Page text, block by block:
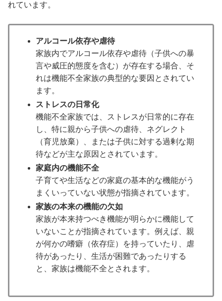
れています。
アルコール依存や虐待
家族内でアルコール依存や虐待（子供への暴
言や威圧的態度を含む）が存在する場合、そ
れは機能不全家族の典型的な要因とされてい
ます。
ストレスの日常化
機能不全家族では、ストレスが日常的に存在
し、特に親から子供への虐待、ネグレクト
（育児放棄）、または子供に対する過剰な期
待などが主な原因とされています。
家庭内の機能不全
子育てや生活などの家庭の基本的な機能がう
まくいっていない状態が指摘されています。
家族の本来の機能の欠如
家族が本来持つべき機能が明らかに機能して
いないことが指摘されています。例えば、親
が何かの嗜癖（依存症）を持っていたり、虐
待があったり、生活が困難であったりする
と、家族は機能不全とされます。